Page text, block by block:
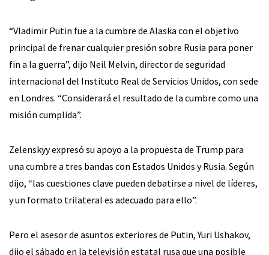
“Vladimir Putin fue a la cumbre de Alaska con el objetivo
principal de frenar cualquier presión sobre Rusia para poner
fin a la guerra”, dijo Neil Melvin, director de seguridad
internacional del Instituto Real de Servicios Unidos, con sede
en Londres. “Considerará el resultado de la cumbre como una
misión cumplida”.
Zelenskyy expresó su apoyo a la propuesta de Trump para
una cumbre a tres bandas con Estados Unidos y Rusia. Según
dijo, “las cuestiones clave pueden debatirse a nivel de líderes,
y un formato trilateral es adecuado para ello”.
Pero el asesor de asuntos exteriores de Putin, Yuri Ushakov,
dijo el sábado en la televisión estatal rusa que una posible